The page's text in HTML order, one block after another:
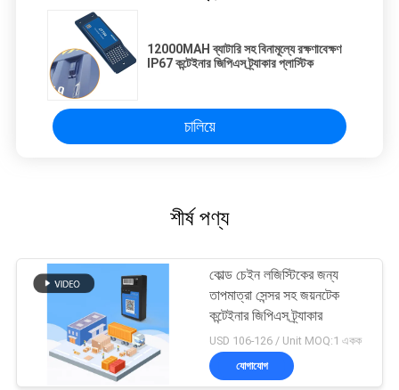
12000MAH ব্যাটারি সহ বিনামূল্যে রক্ষণাবেক্ষণ
IP67 কন্টেইনার জিপিএস ট্র্যাকার প্লাস্টিক
চালিয়ে
শীর্ষ পণ্য
কোল্ড চেইন লজিস্টিকের জন্য
তাপমাত্রা সেন্সর সহ জয়নটেক
কন্টেইনার জিপিএস ট্র্যাকার
USD 106-126 / Unit MOQ:1 একক
যোগাযোগ